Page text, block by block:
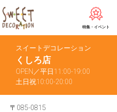
特集・イベント
スイートデコレーション
くしろ店
OPEN／平日11:00-19:00
土日祝10:00-20:00
〒085-0815